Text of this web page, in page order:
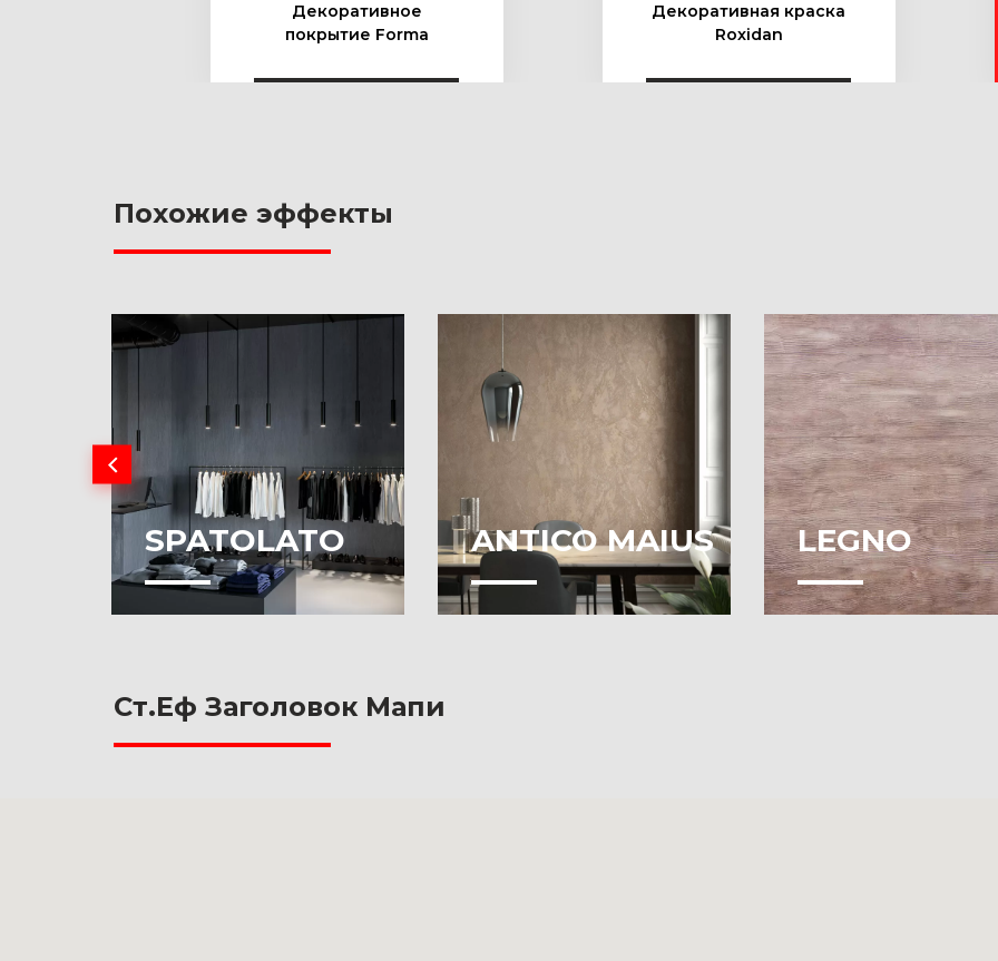
Декоративное
покрытие Forma
Декоративная краска
Roxidan
Похожие эффекты
SPATOLATO ANTICO MAIUS LEGNO
Ст.Еф Заголовок Мапи